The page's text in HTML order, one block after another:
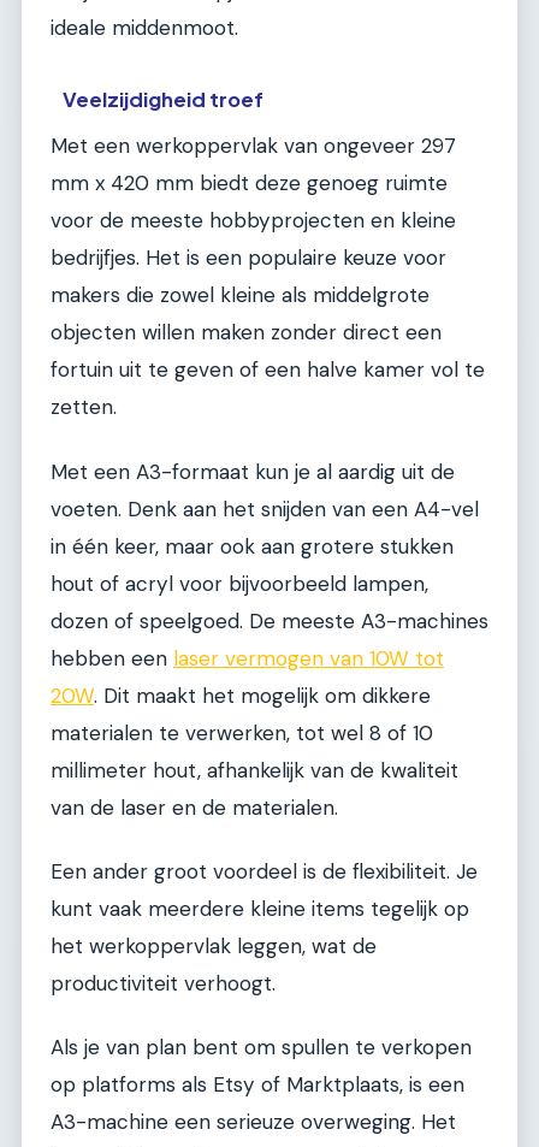
ideale middenmoot.
Veelzijdigheid troef
Met een werkoppervlak van ongeveer 297
mm x 420 mm biedt deze genoeg ruimte
voor de meeste hobbyprojecten en kleine
bedrijfjes. Het is een populaire keuze voor
makers die zowel kleine als middelgrote
objecten willen maken zonder direct een
fortuin uit te geven of een halve kamer vol te
zetten.
Met een A3-formaat kun je al aardig uit de
voeten. Denk aan het snijden van een A4-vel
in één keer, maar ook aan grotere stukken
hout of acryl voor bijvoorbeeld lampen,
dozen of speelgoed. De meeste A3-machines
hebben een laser vermogen van 10W tot
20W. Dit maakt het mogelijk om dikkere
materialen te verwerken, tot wel 8 of 10
millimeter hout, afhankelijk van de kwaliteit
van de laser en de materialen.
Een ander groot voordeel is de flexibiliteit. Je
kunt vaak meerdere kleine items tegelijk op
het werkoppervlak leggen, wat de
productiviteit verhoogt.
Als je van plan bent om spullen te verkopen
op platforms als Etsy of Marktplaats, is een
A3-machine een serieuze overweging. Het